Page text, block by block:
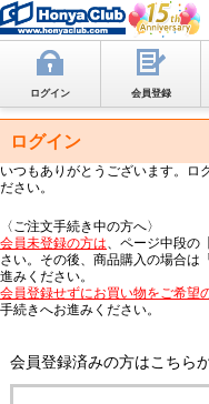
ログイン 会員登録
ログイン
いつもありがとうございます。ロ
ださい。
〈ご注文手続き中の方へ〉
会員未登録の方は、ページ中段の
さい。その後、商品購入の場合は
進みください。
会員登録せずにお買い物をご希望
手続きへお進みください。
会員登録済みの方はこちら